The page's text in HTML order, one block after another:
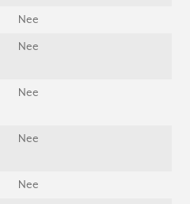
Nee
Nee
Nee
Nee
Nee